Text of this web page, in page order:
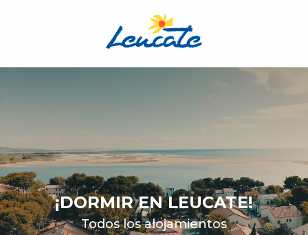
¡DORMIR EN LEUCATE!
Todos los alojamientos